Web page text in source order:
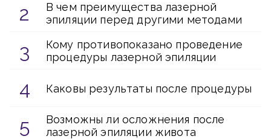
В чем преимущества лазерной
эпиляции перед другими методами
Кому противопоказано проведение
процедуры лазерной эпиляции
Каковы результаты после процедуры
Возможны ли осложнения после
лазерной эпиляции живота